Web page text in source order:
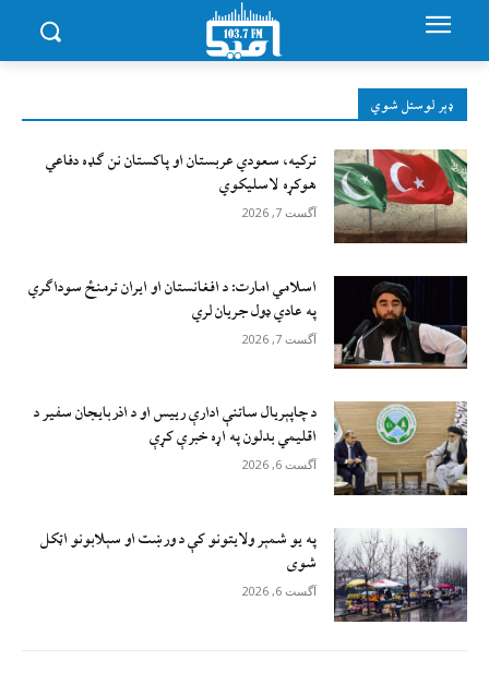
ډېر لوستل شوي
ترکیه، سعودي عربستان او پاکستان نن ګډه دفاعي
هوکړه لاسلیکوي
آگست 7, 2026
اسلامي امارت: د افغانستان او ایران ترمنځ سوداګري
په عادي ډول جریان لري
آگست 7, 2026
د چاپېریال ساتنې ادارې رییس او د اذربایجان سفیر د
اقلیمي بدلون په اړه خبرې کړې
آگست 6, 2026
په یو شمېر ولایتونو کې د ورښت او سېلابونو اټکل
شوی
آگست 6, 2026